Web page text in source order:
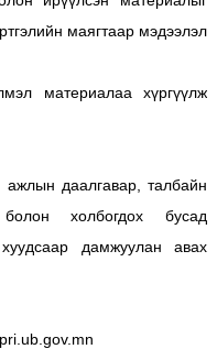
маягтаар мэдээлэл
материалаа хүргүүлж
ажлын даалгавар, талбайн
холбогдох бусад
дамжуулан авах